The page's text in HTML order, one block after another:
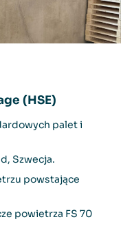
(HSE)
palet i
Szwecja.
powstające
powietrza FS 70